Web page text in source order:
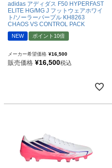
adidas アディダス F50 HYPERFAST
ELITE HG/MG J フットウェアホワイ
ト/ソーラーパープル KH8263
CHAOS VS CONTROL PACK
NEW ポイント10倍
メーカー希望価格 ¥16,500
販売価格 ¥16,500税込